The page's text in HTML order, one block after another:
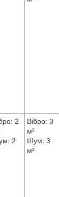
2
2
Вібро: 3
м²
Шум: 3
м²